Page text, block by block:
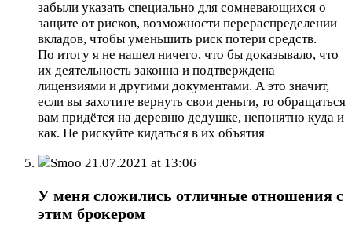
забыли указать специально для сомневающихся о
защите от рисков, возможности перераспределении
вкладов, чтобы уменьшить риск потери средств.
По итогу я не нашел ничего, что бы доказывало, что
их деятельность законна и подтверждена
лицензиями и другими документами. А это значит,
если вы захотите вернуть свои деньги, то обращаться
вам придётся на деревню дедушке, непонятно куда и
как. Не рискуйте кидаться в их объятия
Smoo 21.07.2021 at 13:06
У меня сложились отличные отношения с
этим брокером